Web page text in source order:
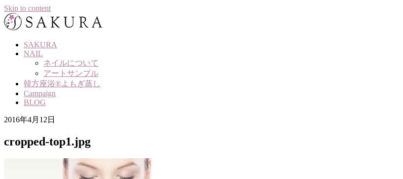
Skip to content
SAKURA
NAIL
ネイルについて
アートサンプル
韓方座浴®よもぎ蒸し
Campaign
BLOG
2016年4月12日
cropped-top1.jpg